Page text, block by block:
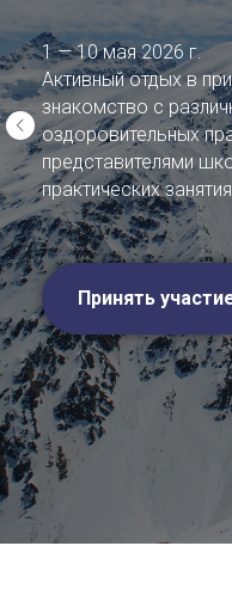
1 — 10 мая 2026 г.
Активный отдых в
знакомство с
оздоровительных
представителями
практических
Принять